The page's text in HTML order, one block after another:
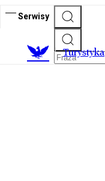
Serwisy
Turystyka